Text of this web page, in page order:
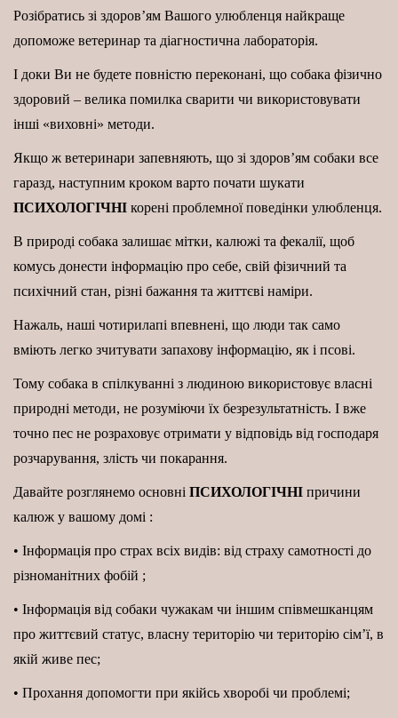
Розібратись зі здоров’ям Вашого улюбленця найкраще
допоможе ветеринар та діагностична лабораторія.
І доки Ви не будете повністю переконані, що собака фізично
здоровий – велика помилка сварити чи використовувати
інші «виховні» методи.
Якщо ж ветеринари запевняють, що зі здоров’ям собаки все
гаразд, наступним кроком варто почати шукати
ПСИХОЛОГІЧНІ корені проблемної поведінки улюбленця.
В природі собака залишає мітки, калюжі та фекалії, щоб
комусь донести інформацію про себе, свій фізичний та
психічний стан, різні бажання та життєві наміри.
Нажаль, наші чотирилапі впевнені, що люди так само
вміють легко зчитувати запахову інформацію, як і псові.
Тому собака в спілкуванні з людиною використовує власні
природні методи, не розуміючи їх безрезультатність. І вже
точно пес не розраховує отримати у відповідь від господаря
розчарування, злість чи покарання.
Давайте розглянемо основні ПСИХОЛОГІЧНІ причини
калюж у вашому домі :
• Інформація про страх всіх видів: від страху самотності до
різноманітних фобій ;
• Інформація від собаки чужакам чи іншим співмешканцям
про життєвий статус, власну територію чи територію сім’ї, в
якій живе пес;
• Прохання допомогти при якійсь хворобі чи проблемі;